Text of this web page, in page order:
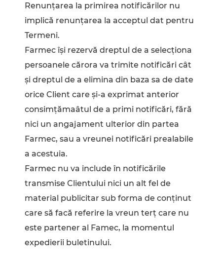
Renunțarea la primirea notificărilor nu
implică renunțarea la acceptul dat pentru
Termeni.
Farmec își rezervă dreptul de a selecționa
persoanele cărora va trimite notificări cât
și dreptul de a elimina din baza sa de date
orice Client care și-a exprimat anterior
consimțămaâtul de a primi notificări, fără
nici un angajament ulterior din partea
Farmec, sau a vreunei notificări prealabile
a acestuia.
Farmec nu va include în notificările
transmise Clientului nici un alt fel de
material publicitar sub forma de conținut
care să facă referire la vreun terț care nu
este partener al Famec, la momentul
expedierii buletinului.